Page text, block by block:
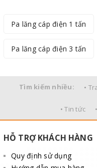
Pa lăng cáp điện 1 tấn
Pa lăng cáp điện 3 tấn
Tìm kiếm nhiều: •
• Tin tức
HỖ TRỢ KHÁCH HÀNG
Quy định sử dụng